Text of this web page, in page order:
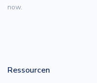
now.
Ressourcen